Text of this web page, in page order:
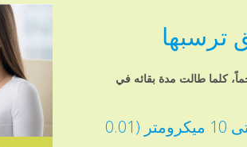
ترسبها
كلما طالت مدة بقائه في
، كل الجسيمات حتى 10 ميكرومتر (0.01